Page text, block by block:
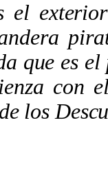
el
que es
con
los